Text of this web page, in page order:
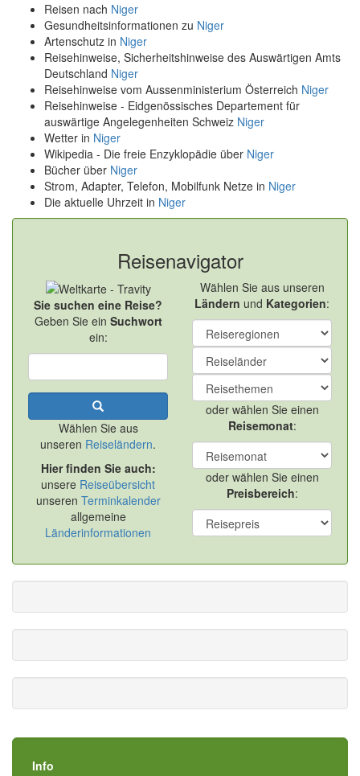
Reisen nach Niger
Gesundheitsinformationen zu Niger
Artenschutz in Niger
Reisehinweise, Sicherheitshinweise des Auswärtigen Amts
Deutschland Niger
Reisehinweise vom Aussenministerium Österreich Niger
Reisehinweise - Eidgenössisches Departement für
auswärtige Angelegenheiten Schweiz Niger
Wetter in Niger
Wikipedia - Die freie Enzyklopädie über Niger
Bücher über Niger
Strom, Adapter, Telefon, Mobilfunk Netze in Niger
Die aktuelle Uhrzeit in Niger
Reisenavigator
Sie suchen eine Reise?
Geben Sie ein Suchwort
ein:
Wählen Sie aus
unseren Reiseländern.
Hier finden Sie auch:
unsere Reiseübersicht
unseren Terminkalender
allgemeine
Länderinformationen
Wählen Sie aus unseren
Ländern und Kategorien:
oder wählen Sie einen
Reisemonat:
oder wählen Sie einen
Preisbereich:
Info